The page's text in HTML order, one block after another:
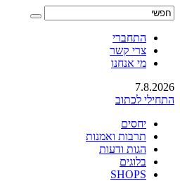
התחברי
צרי קשר
מי אנחנו
7.8.2026
התחילי לכתוב
יחסים
תרבות ואמנות
הגות ודעות
בלוגים
SHOPS